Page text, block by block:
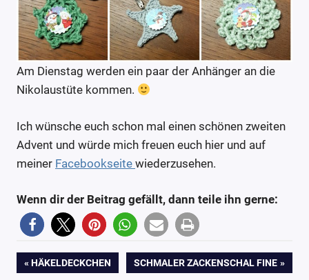
Am Dienstag werden ein paar der Anhänger an die
Nikolaustüte kommen.
Ich wünsche euch schon mal einen schönen zweiten
Advent und würde mich freuen euch hier und auf
meiner Facebookseite wiederzusehen.
Wenn dir der Beitrag gefällt, dann teile ihn gerne:
3
Blog
Beitragsnavigation
VORHERIGER
HÄKELDECKCHEN
NÄCHSTER
SCHMALER ZACKENSCHAL FINE